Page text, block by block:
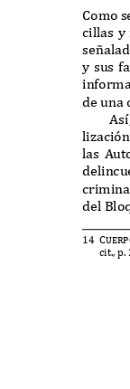
Como
cillas y
señ
y sus
de una
As
las A
del Blo
14
cit.,p.